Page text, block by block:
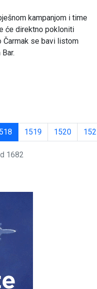
kampanjom i time
će direktno pokloniti
Čarmak se bavi listom
1519 1520
1682